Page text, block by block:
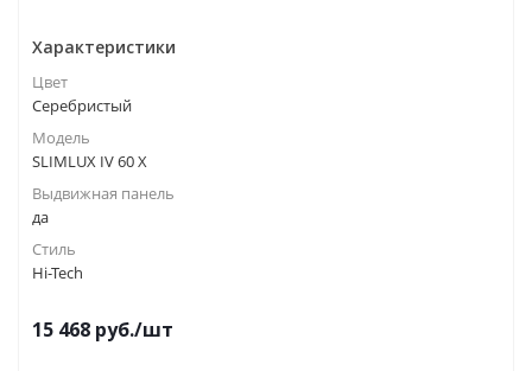
Характеристики
Цвет
Серебристый
Модель
SLIMLUX IV 60 X
Выдвижная панель
да
Стиль
Hi-Tech
15 468 руб./шт